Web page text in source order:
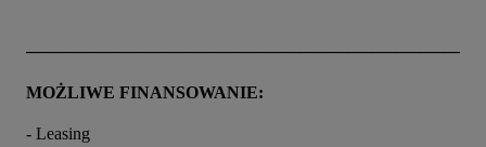
MOŻLIWE FINANSOWANIE:
- Leasing